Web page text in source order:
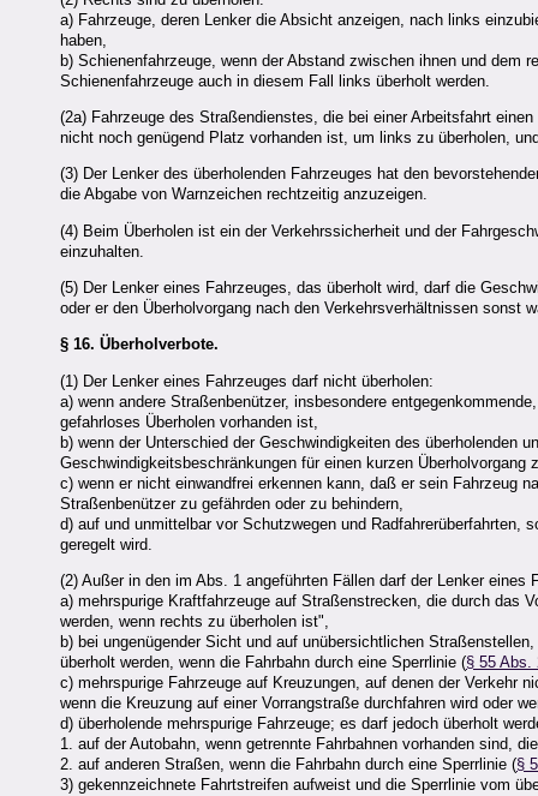
a) Fahrzeuge, deren Lenker die Absicht anzeigen, nach links
haben,
b) Schienenfahrzeuge, wenn der Abstand zwischen ihnen und dem
Schienenfahrzeuge auch in diesem Fall links überholt werden.
(2a) Fahrzeuge des Straßendienstes, die bei einer Arbeitsfahrt
nicht noch genügend Platz vorhanden ist, um links zu überholen,
(3) Der Lenker des überholenden Fahrzeuges hat den
die Abgabe von Warnzeichen rechtzeitig anzuzeigen.
(4) Beim Überholen ist ein der Verkehrssicherheit und der
einzuhalten.
(5) Der Lenker eines Fahrzeuges, das überholt wird, darf die
oder er den Überholvorgang nach den Verkehrsverhältnissen sonst
§ 16. Überholverbote.
(1) Der Lenker eines Fahrzeuges darf nicht überholen:
a) wenn andere Straßenbenützer, insbesondere
gefahrloses Überholen vorhanden ist,
b) wenn der Unterschied der Geschwindigkeiten des überholenden
Geschwindigkeitsbeschränkungen für einen kurzen Überholvorgang
c) wenn er nicht einwandfrei erkennen kann, daß er sein Fahrzeug
Straßenbenützer zu gefährden oder zu behindern,
d) auf und unmittelbar vor Schutzwegen und Radfahrerüberfahrten,
geregelt wird.
(2) Außer in den im Abs. 1 angeführten Fällen darf der Lenker eines
a) mehrspurige Kraftfahrzeuge auf Straßenstrecken, die durch das
werden, wenn rechts zu überholen ist",
b) bei ungenügender Sicht und auf unübersichtlichen
überholt werden, wenn die Fahrbahn durch eine Sperrlinie (§ 55 Abs.
c) mehrspurige Fahrzeuge auf Kreuzungen, auf denen der Verkehr
wenn die Kreuzung auf einer Vorrangstraße durchfahren wird oder
d) überholende mehrspurige Fahrzeuge; es darf jedoch überholt
1. auf der Autobahn, wenn getrennte Fahrbahnen vorhanden sind,
2. auf anderen Straßen, wenn die Fahrbahn durch eine Sperrlinie (§
3) gekennzeichnete Fahrtstreifen aufweist und die Sperrlinie vom